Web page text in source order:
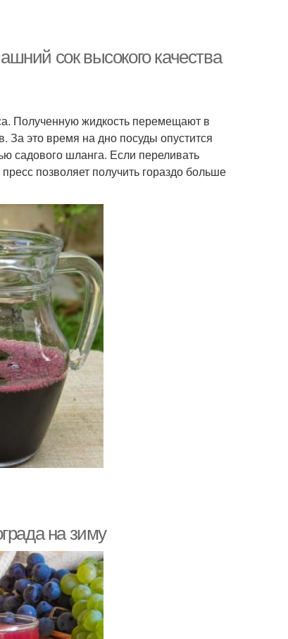
сок высокого качества
Полученную жидкость перемещают в
За это время на дно посуды опустится
садового шланга. Если переливать
позволяет получить гораздо больше
на зиму